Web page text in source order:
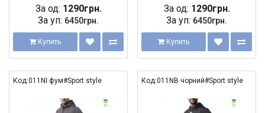
За од: 1290грн.
За уп: 6450грн.
Купить
За од: 1290грн.
За уп: 6450грн.
Купить
Код:011NI фум#Sport style Код:011NB чорний#Sport style